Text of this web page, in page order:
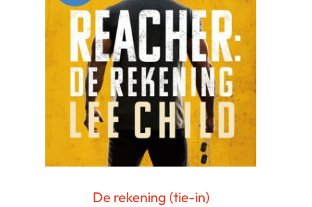
De rekening (tie-in)